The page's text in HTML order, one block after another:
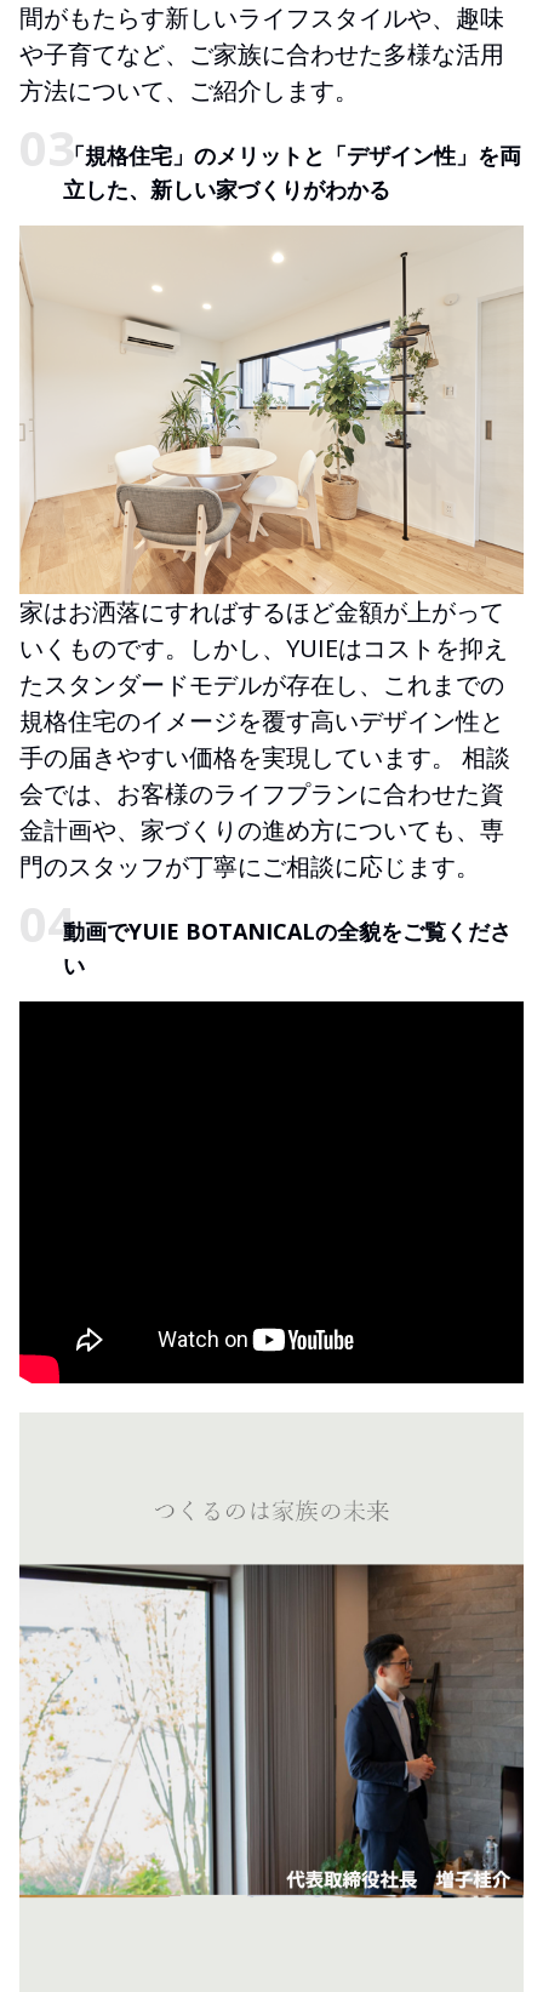
間がもたらす新しいライフスタイルや、趣味
や子育てなど、ご家族に合わせた多様な活用
方法について、ご紹介します。
「規格住宅」のメリットと「デザイン性」を両
立した、新しい家づくりがわかる
家はお洒落にすればするほど金額が上がって
いくものです。しかし、YUIEはコストを抑え
たスタンダードモデルが存在し、これまでの
規格住宅のイメージを覆す高いデザイン性と
手の届きやすい価格を実現しています。 相談
会では、お客様のライフプランに合わせた資
金計画や、家づくりの進め方についても、専
門のスタッフが丁寧にご相談に応じます。
動画でYUIE BOTANICALの全貌をご覧くださ
い